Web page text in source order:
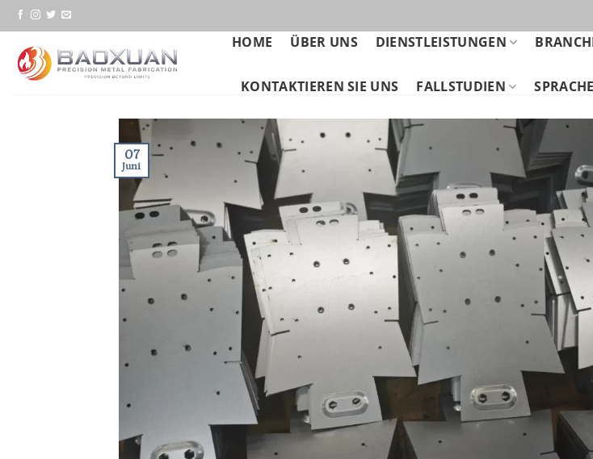
Zum
Inhalt
springen
HOME ÜBER UNS DIENSTLEISTUNGEN
KONTAKTIEREN SIE UNS FALLSTUDIEN SPRACHE
07
Juni